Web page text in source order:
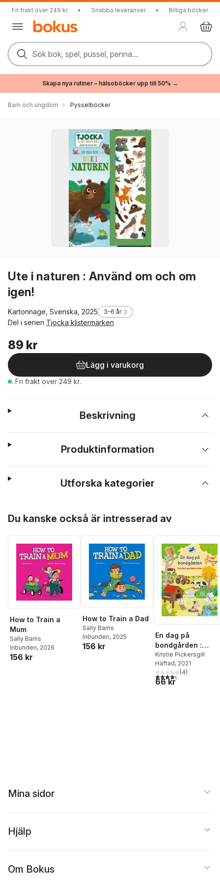
Fri frakt över 249 kr • Snabba leveranser • Billiga böcker
Sök bok, spel, pussel, penna...
Skapa nya rutiner – hälsoböcker upp till 50% →
Barn och ungdom Pysselböcker
Ute i naturen : Använd om och om
igen!
Kartonnage, Svenska, 2025 3-6 år
Del i serien Tjocka klistermärken
89 kr
Lägg i varukorg
. Fri frakt över 249 kr.
Beskrivning
Produktinformation
Utforska kategorier
Du kanske också är intresserad av
How to Train a
Mum
Sally Barns
Inbunden, 2026
156 kr
How to Train a Dad
Sally Barns
Inbunden, 2025
156 kr
En dag på
bondgården :
Pysselbok med
klistermärken
Kristie Pickersgill
Häftad, 2021
4,3utav 5 stjärnor.
(4)
66 kr
Mina sidor
Hjälp
Om Bokus